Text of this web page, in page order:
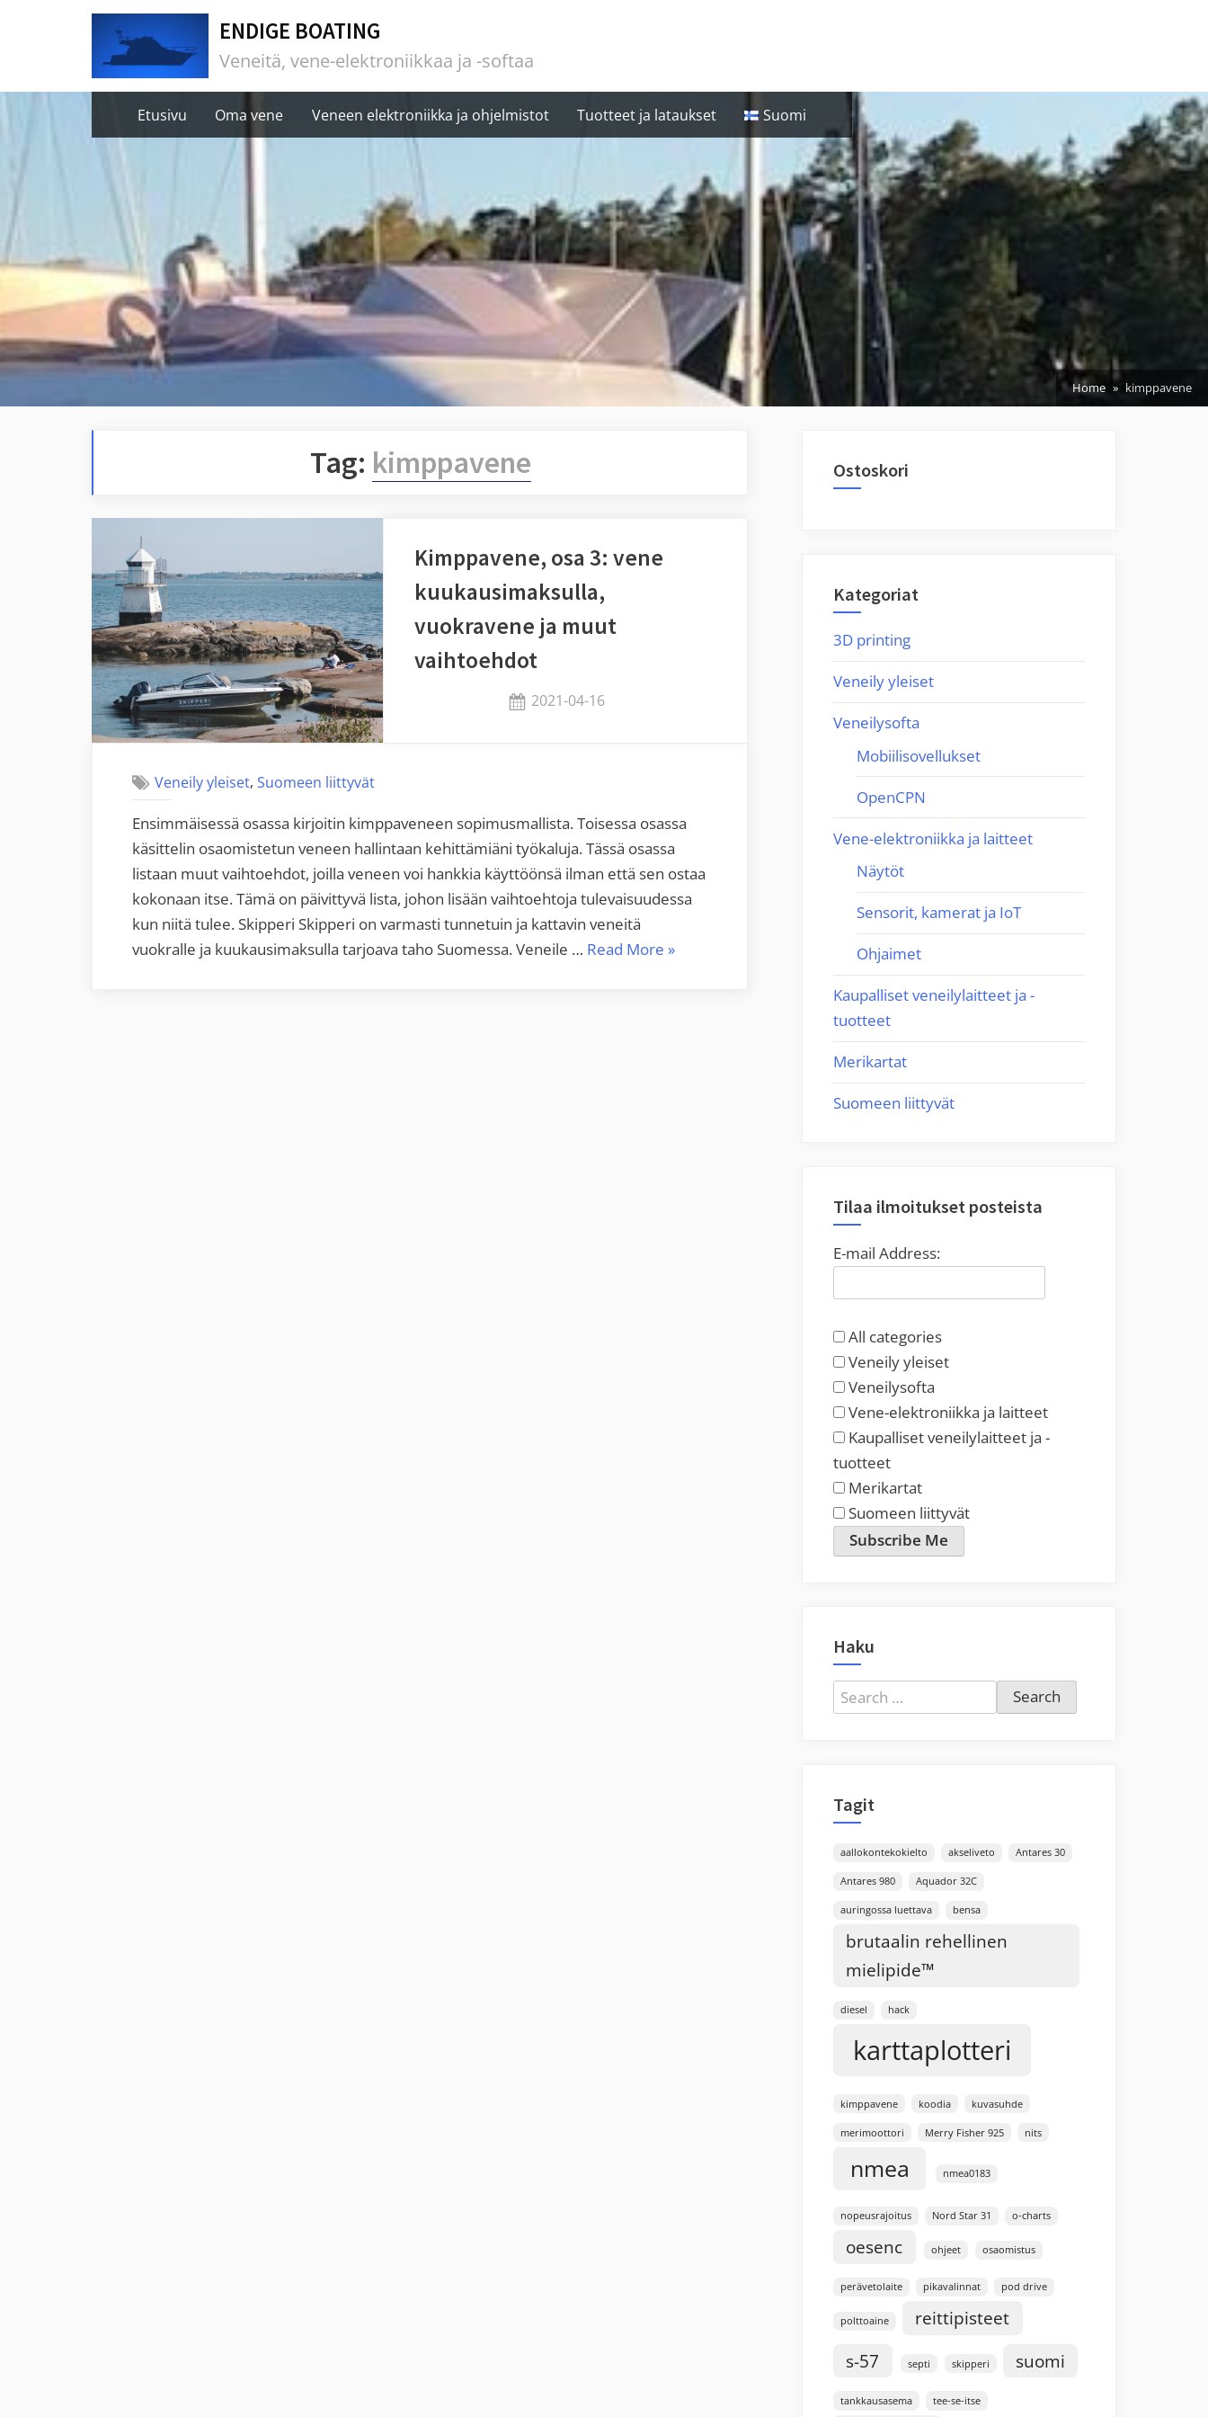
ENDIGE BOATING
Veneitä, vene-elektroniikkaa ja -softaa
Etusivu Oma vene Veneen elektroniikka ja ohjelmistot Tuotteet ja lataukset Suomi
Home kimppavene
Tag: kimppavene
Kimppavene, osa 3: vene
kuukausimaksulla,
vuokravene ja muut
vaihtoehdot
Posted
2021-04-16
Veneily yleiset,Suomeen liittyvät
Ensimmäisessä osassa kirjoitin kimppaveneen sopimusmallista. Toisessa osassa
käsittelin osaomistetun veneen hallintaan kehittämiäni työkaluja. Tässä osassa
listaan muut vaihtoehdot, joilla veneen voi hankkia käyttöönsä ilman että sen ostaa
kokonaan itse. Tämä on päivittyvä lista, johon lisään vaihtoehtoja tulevaisuudessa
kun niitä tulee. Skipperi Skipperi on varmasti tunnetuin ja kattavin veneitä
vuokralle ja kuukausimaksulla tarjoava taho Suomessa. Veneile … Read More “Kimppavene,
»
Ostoskori
Kategoriat
3D printing
Veneily yleiset
Veneilysofta
Mobiilisovellukset
OpenCPN
Vene-elektroniikka ja laitteet
Näytöt
Sensorit, kamerat ja IoT
Ohjaimet
Kaupalliset veneilylaitteet ja -
tuotteet
Merikartat
Suomeen liittyvät
Tilaa ilmoitukset posteista
E-mail Address:
All categories
Veneily yleiset
Veneilysofta
Vene-elektroniikka ja laitteet
Kaupalliset veneilylaitteet ja -
tuotteet
Merikartat
Suomeen liittyvät
Subscribe Me
Haku
Search
for:
Tagit
aallokontekokielto akseliveto Antares 30
Antares 980 Aquador 32C
auringossa luettava bensa
brutaalin rehellinen
mielipide™
diesel hack
karttaplotteri
kimppavene koodia kuvasuhde
merimoottori Merry Fisher 925 nits
nmea nmea0183
nopeusrajoitus Nord Star 31 o-charts
oesenc ohjeet osaomistus
perävetolaite pikavalinnat pod drive
polttoaine
reittipisteet
s-57
septi skipperi suomi
tankkausasema tee-se-itse